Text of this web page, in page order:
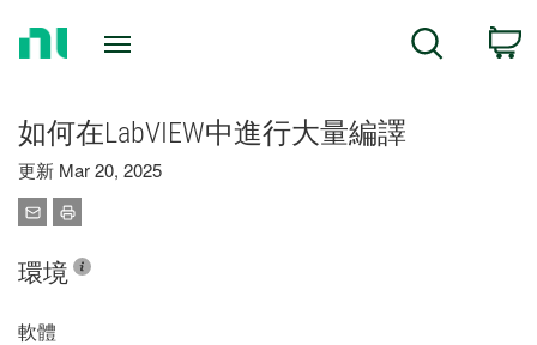
Search
如何在LabVIEW中進行大量編譯
更新 Mar 20, 2025
環境
軟體